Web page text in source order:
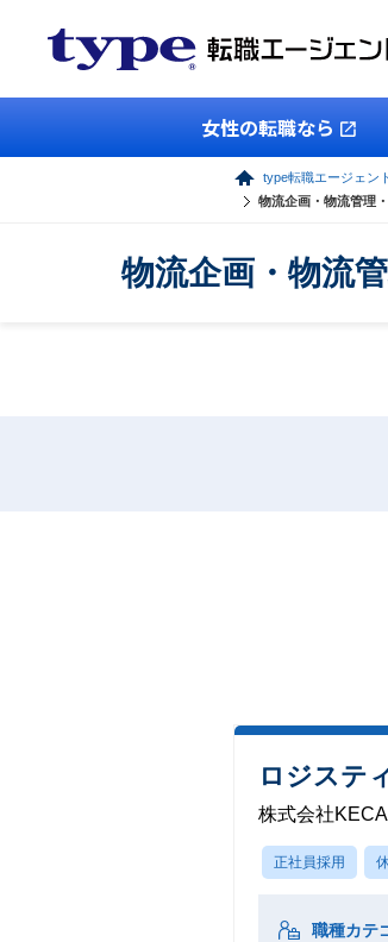
女性の転職なら
type転職エージェン
物流企画・物流管理
物流企画・物流
ロジステ
株式会社
正社員採用
職種カテ